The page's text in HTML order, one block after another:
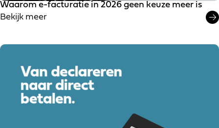
Waarom e-facturatie in 2026 geen keuze meer is
Bekijk meer